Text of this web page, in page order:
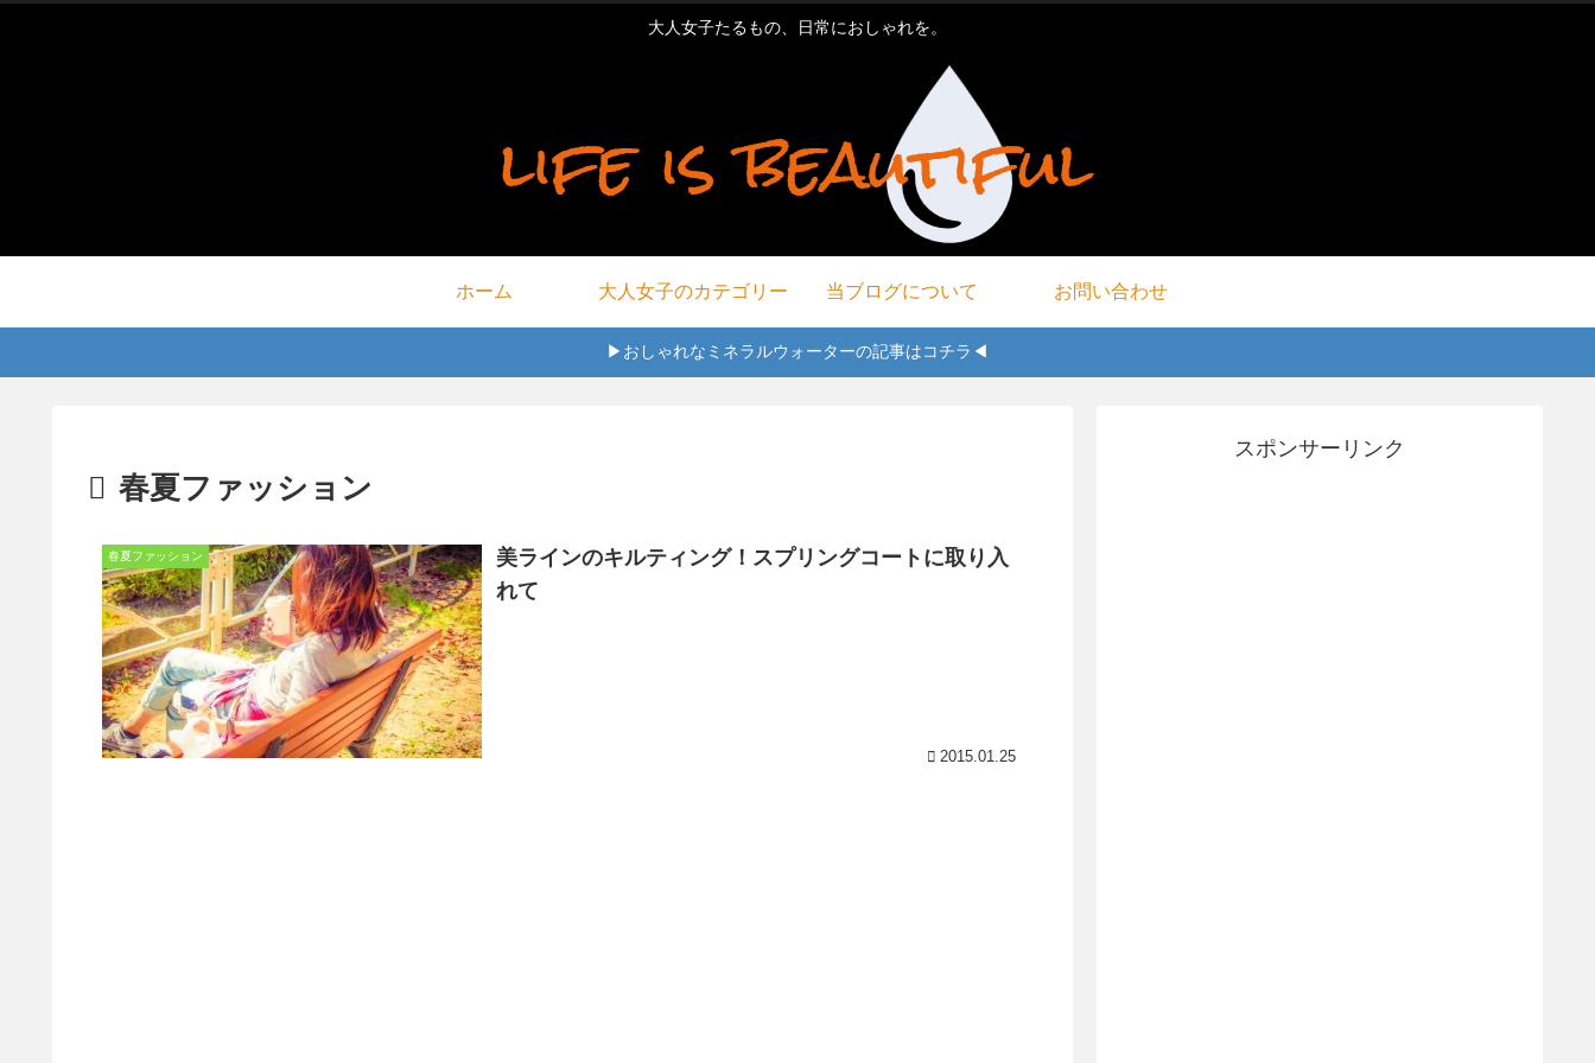
大人女子たるもの、日常におしゃれを。
ホーム 大人女子のカテゴリー 当ブログについて お問い合わせ
▶おしゃれなミネラルウォーターの記事はコチラ◀
春夏ファッション
春夏ファッション
美ラインのキルティング！スプリングコートに取り入
れて
2015.01.25
スポンサーリンク